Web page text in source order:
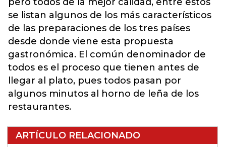
se listan algunos de los más característicos
de las preparaciones de los tres países
desde donde viene esta propuesta
gastronómica. El común denominador de
todos es el proceso que tienen antes de
llegar al plato, pues todos pasan por
algunos minutos al horno de leña de los
restaurantes.
ARTÍCULO RELACIONADO